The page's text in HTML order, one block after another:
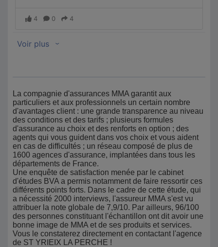
La compagnie d'assurances MMA garantit aux
particuliers et aux professionnels un certain nombre
d'avantages client : une grande transparence au niveau
des conditions et des tarifs ; plusieurs formules
d'assurance au choix et des renforts en option ; des
agents qui vous guident dans vos choix et vous aident
en cas de difficultés ; un réseau composé de plus de
1600 agences d'assurance, implantées dans tous les
départements de France.
Une enquête de satisfaction menée par le cabinet
d'études BVA a permis notamment de faire ressortir ces
différents points forts. Dans le cadre de cette étude, qui
a nécessité 2000 interviews, l'assureur MMA s'est vu
attribuer la note globale de 7,9/10. Par ailleurs, 96/100
des personnes constituant l'échantillon ont dit avoir une
bonne image de MMA et de ses produits et services.
Vous le constaterez directement en contactant l'agence
de ST YRIEIX LA PERCHE !